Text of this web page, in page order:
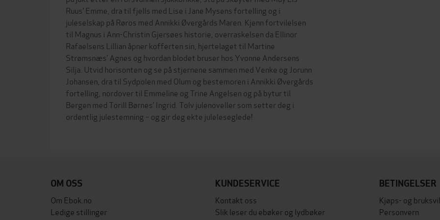
Ruus’ Emme, dra til fjells med Lise i Jane Mysens fortelling og i
juleselskap på Røros med Annikki Øvergårds Maren. Kjenn fortvilelsen
til Magnus i Ann-Christin Gjersøes historie, overraskelsen da Ellinor
Rafaelsens Lillian åpner kofferten sin, hjertelaget til Martine
Strømsnæs’ Agnes og hvordan blodet bruser hos Yvonne Andersens
Silja. Utvid horisonten og se på stjernene sammen med Venke og Jorunn
Johansen, dra til Sydpolen med Olum og bestemoren i Annikki Øvergårds
fortelling, nordover til Emmeline og Trine Angelsen og på bytur til
Bergen med Torill Børnes’ Ingrid. Tolv julenoveller som setter deg i
ordentlig julestemning – og gir deg ekte juleleseglede!
OM OSS
Om Ebok.no
Ledige stillinger
KUNDESERVICE
Kontakt oss
Slik leser du ebøker og lydbøker
BETINGELSER
Kjøps- og
Personvern